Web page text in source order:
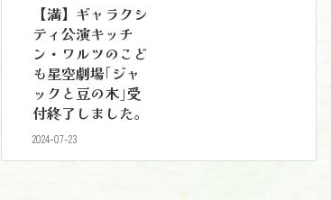
【満】ギャラクシ
ティ公演キッチ
ン・ワルツのこど
も星空劇場｢ジャ
ックと豆の木｣受
付終了しました。
2024-07-23